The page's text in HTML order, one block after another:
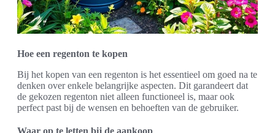
Hoe een regenton te kopen
Bij het kopen van een regenton is het essentieel om goed na te
denken over enkele belangrijke aspecten. Dit garandeert dat
de gekozen regenton niet alleen functioneel is, maar ook
perfect past bij de wensen en behoeften van de gebruiker.
Waar op te letten bij de aankoop